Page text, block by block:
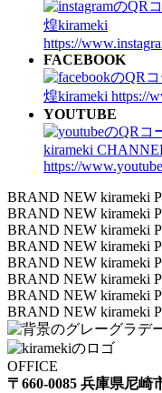
煌kirameki
https://
FACEBOOK
煌kirameki https://
YOUTUBE
kirameki
https://
BRAND NEW kirameki
BRAND NEW kirameki
BRAND NEW kirameki
BRAND NEW kirameki
BRAND NEW kirameki
BRAND NEW kirameki
BRAND NEW kirameki
BRAND NEW kirameki
OFFICE
〒660-0085 兵庫県尼崎